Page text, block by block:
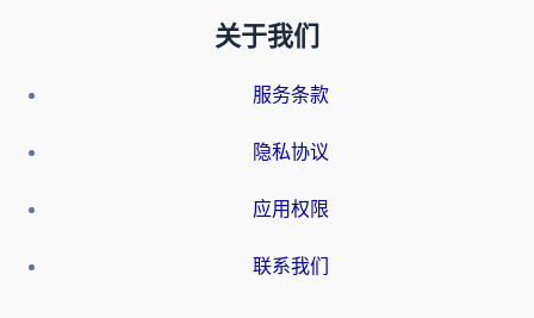
关于我们
服务条款
隐私协议
应用权限
联系我们